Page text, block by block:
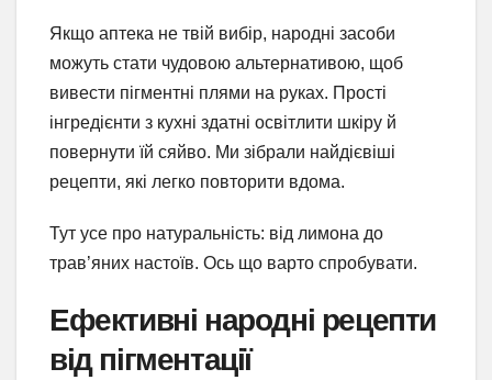
Якщо аптека не твій вибір, народні засоби
можуть стати чудовою альтернативою, щоб
вивести пігментні плями на руках. Прості
інгредієнти з кухні здатні освітлити шкіру й
повернути їй сяйво. Ми зібрали найдієвіші
рецепти, які легко повторити вдома.
Тут усе про натуральність: від лимона до
трав’яних настоїв. Ось що варто спробувати.
Ефективні народні рецепти
від пігментації